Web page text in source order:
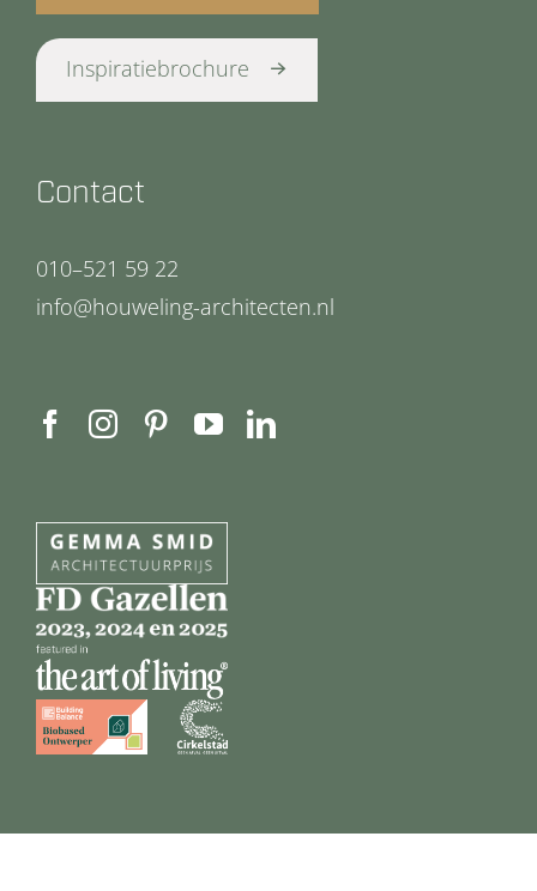
Inspiratiebrochure
Contact
010–521 59 22
info@houweling-architecten.nl